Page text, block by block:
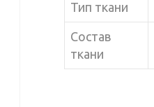
Тип ткани
Состав
ткани